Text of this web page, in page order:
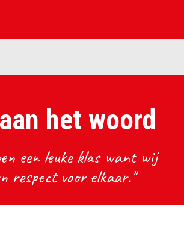
het woord
een leuke klas want wij
respect voor elkaar."